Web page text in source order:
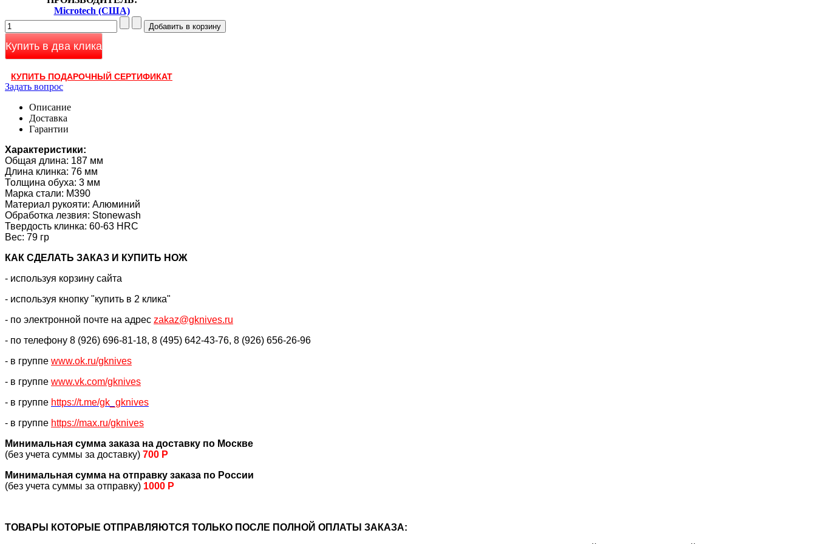
Microtech (США)
Купить в два клика
КУПИТЬ ПОДАРОЧНЫЙ СЕРТИФИКАТ
Задать вопрос
Описание
Доставка
Гарантии
Характеристики:
Общая длина: 187 мм
Длина клинка: 76 мм
Толщина обуха: 3 мм
Марка стали: M390
Материал рукояти: Алюминий
Обработка лезвия: Stonewash
Твердость клинка: 60-63 HRC
Вес: 79 гр
КАК CДЕЛАТЬ ЗАКАЗ И КУПИТЬ НОЖ
- используя корзину сайта
- используя кнопку "купить в 2 клика"
- по электронной почте на адрес zakaz@gknives.ru
- по телефону 8 (926) 696-81-18, 8 (495) 642-43-76, 8 (926) 656-26-96
- в группе www.ok.ru/gknives
- в группе www.vk.com/gknives
- в группе https://t.me/gk_gknives
- в группе https://max.ru/gknives
Минимальная сумма заказа на доставку по Москве
(без учета суммы за доставку) 700 Р
Минимальная сумма на отправку заказа по России
(без учета суммы за отправку) 1000 Р
ТОВАРЫ КОТОРЫЕ ОТПРАВЛЯЮТСЯ ТОЛЬКО ПОСЛЕ ПОЛНОЙ ОПЛАТЫ ЗАКАЗА: